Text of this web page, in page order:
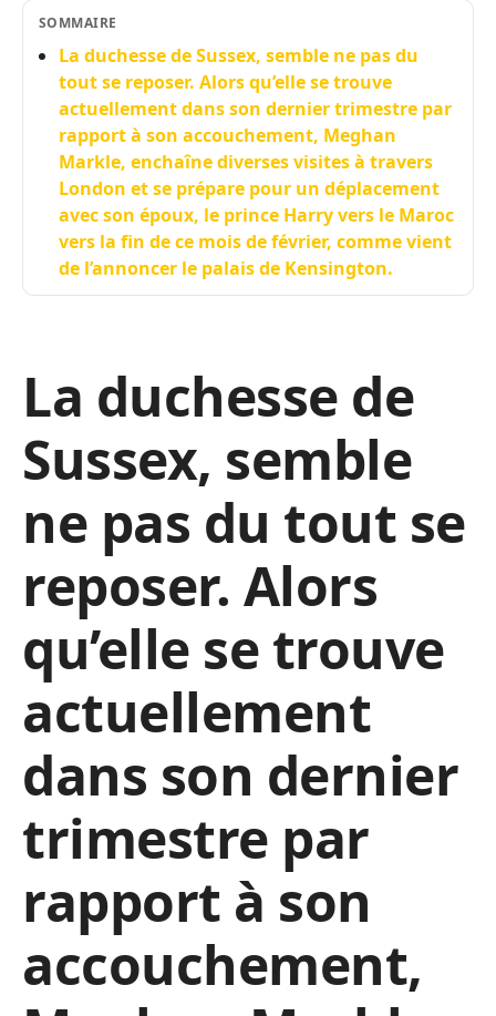
SOMMAIRE
La duchesse de Sussex, semble ne pas du
tout se reposer. Alors qu’elle se trouve
actuellement dans son dernier trimestre par
rapport à son accouchement, Meghan
Markle, enchaîne diverses visites à travers
London et se prépare pour un déplacement
avec son époux, le prince Harry vers le Maroc
vers la fin de ce mois de février, comme vient
de l’annoncer le palais de Kensington.
La duchesse de
Sussex, semble
ne pas du tout se
reposer. Alors
qu’elle se trouve
actuellement
dans son dernier
trimestre par
rapport à son
accouchement,